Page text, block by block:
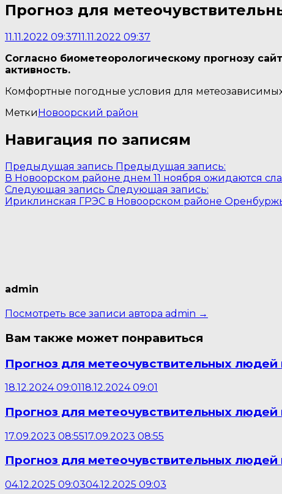
Прогноз для
11.11.2022 09:3711.11.2022 09:37
Согласно биометеорологическому прогнозу
активность.
Комфортные погодные условия для
МеткиНовоорский район
Навигация по записям
Предыдущая запись Предыдущая запись:
В Новоорском районе днем 11 ноября ожидаются
Следующая запись Следующая запись:
Ириклинская ГРЭС в Новоорском районе
admin
Посмотреть все записи автора admin →
Вам также может понравиться
Прогноз для метеочувствительных людей
18.12.2024 09:0118.12.2024 09:01
Прогноз для метеочувствительных людей
17.09.2023 08:5517.09.2023 08:55
Прогноз для метеочувствительных людей
04.12.2025 09:0304.12.2025 09:03